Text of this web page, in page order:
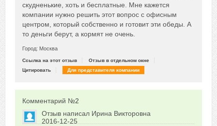
скудненькие, хоть и бесплатные. Мне кажется
компании нужно решить этот вопрос с офисным
центром, который собственно и готовит эти обеды. А
то деньги берут, а кормят не очень.
Город: Москва
Ссылка на этот отзыв
Отзыв в отдельном окне
Цитировать
Для представителя компании
Комментарий №2
Отзыв написал Ирина Викторовна
2016-12-25